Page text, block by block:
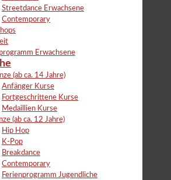
Streetdance Erwachsene
Contemporary
Erwachsene
(ab ca. 14 Jahre)
Anfänger Kurse
Fortgeschrittene Kurse
Medaillien Kurse
(ab ca. 12 Jahre)
Hip Hop
K-Pop
Breakdance
Contemporary
Ferienprogramm Jugendliche